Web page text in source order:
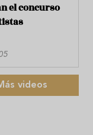
el concurso
videos